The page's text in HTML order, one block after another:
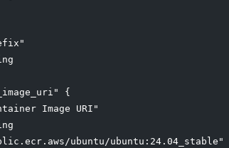
{
Image URI"
ubuntu/ubuntu:24.04_stable"